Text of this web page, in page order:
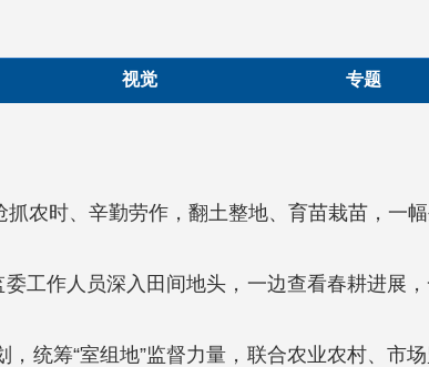
视觉 专题
农时、辛勤劳作，翻土整地、育苗栽苗，一
工作人员深入田间地头，一边查看春耕进展
统筹“室组地”监督力量，联合农业农村、市